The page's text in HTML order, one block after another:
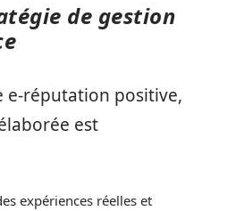
de gestion
e-réputation positive,
est
expériences réelles et